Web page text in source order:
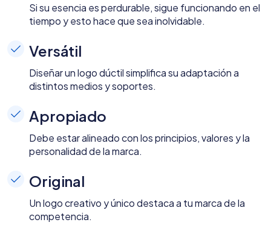
Si su esencia es perdurable, sigue funcionando en el
tiempo y esto hace que sea inolvidable.
Versátil
Diseñar un logo dúctil simplifica su adaptación a
distintos medios y soportes.
Apropiado
Debe estar alineado con los principios, valores y la
personalidad de la marca.
Original
Un logo creativo y único destaca a tu marca de la
competencia.